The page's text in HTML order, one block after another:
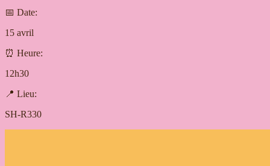
📅 Date:
15 avril
⏰ Heure:
12h30
📍 Lieu:
SH-R330